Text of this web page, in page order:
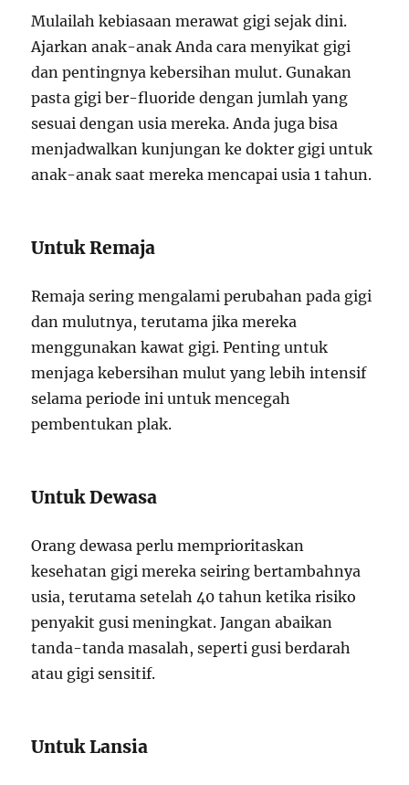
Mulailah kebiasaan merawat gigi sejak dini.
Ajarkan anak-anak Anda cara menyikat gigi
dan pentingnya kebersihan mulut. Gunakan
pasta gigi ber-fluoride dengan jumlah yang
sesuai dengan usia mereka. Anda juga bisa
menjadwalkan kunjungan ke dokter gigi untuk
anak-anak saat mereka mencapai usia 1 tahun.
Untuk Remaja
Remaja sering mengalami perubahan pada gigi
dan mulutnya, terutama jika mereka
menggunakan kawat gigi. Penting untuk
menjaga kebersihan mulut yang lebih intensif
selama periode ini untuk mencegah
pembentukan plak.
Untuk Dewasa
Orang dewasa perlu memprioritaskan
kesehatan gigi mereka seiring bertambahnya
usia, terutama setelah 40 tahun ketika risiko
penyakit gusi meningkat. Jangan abaikan
tanda-tanda masalah, seperti gusi berdarah
atau gigi sensitif.
Untuk Lansia